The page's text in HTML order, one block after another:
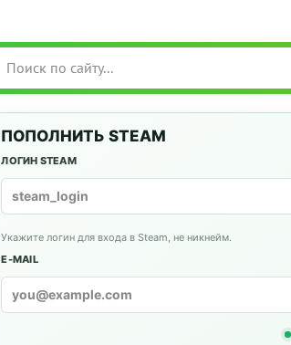
ПОПОЛНИТЬ STEAM
ЛОГИН STEAM
Укажите логин для входа в Steam, не никнейм.
E-MAIL